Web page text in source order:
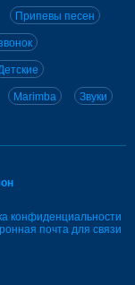
Припевы песен
Marimba Звуки
конфиденциальности
почта для связи